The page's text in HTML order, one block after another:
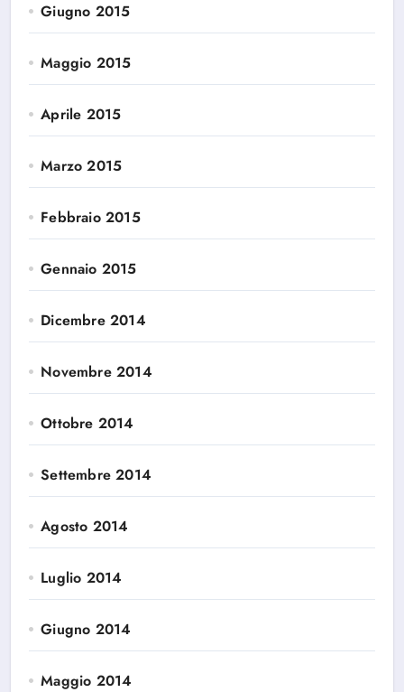
Giugno 2015
Maggio 2015
Aprile 2015
Marzo 2015
Febbraio 2015
Gennaio 2015
Dicembre 2014
Novembre 2014
Ottobre 2014
Settembre 2014
Agosto 2014
Luglio 2014
Giugno 2014
Maggio 2014